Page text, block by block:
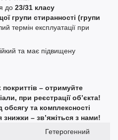
до 23/31 класу
групи стиранності (групи
термін експлуатації при
та має підвищену
– отримуйте
при реєстрації об’єкта!
та комплексності
– зв’яжіться з нами!
Гетерогенний